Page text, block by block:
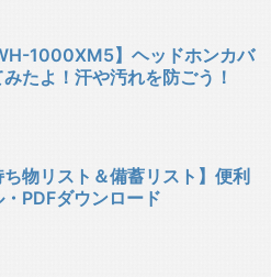
1000XM5】ヘッドホンカバ
たよ！汗や汚れを防ごう！
ち物リスト＆備蓄リスト】便利
PDFダウンロード